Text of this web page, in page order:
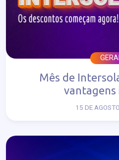
Mês de
vantagens
15 DE